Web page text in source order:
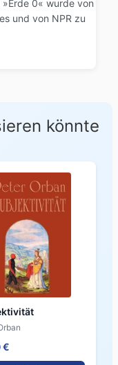
0« wurde von
und von NPR zu
könnte
€